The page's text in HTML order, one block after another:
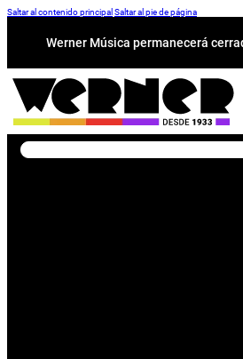
Saltar al contenido principal Saltar al pie de página
Werner Música permanecerá
Buscar